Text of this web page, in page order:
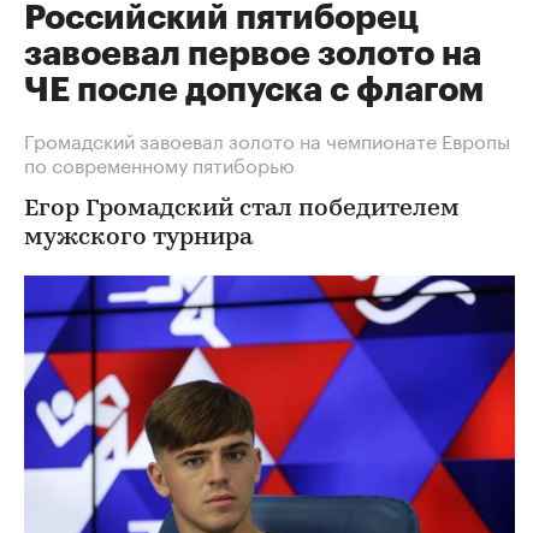
Российский пятиборец
завоевал первое золото на
ЧЕ после допуска с флагом
Громадский завоевал золото на чемпионате Европы
по современному пятиборью
Егор Громадский стал победителем
мужского турнира